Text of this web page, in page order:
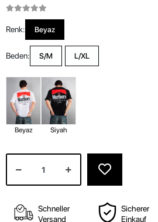
Renk: Beyaz
Beden: S/M L/XL
Beyaz Siyah
Schneller
Versand
Sicherer
Einkauf